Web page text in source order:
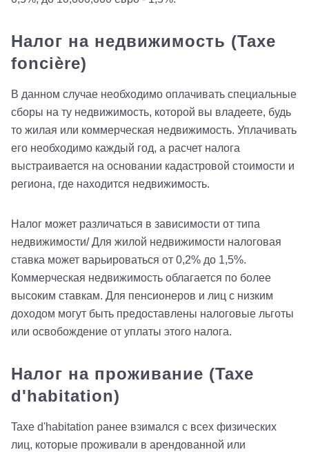
Налог на недвижимость (Taxe
foncière)
В данном случае необходимо оплачивать специальные
сборы на ту недвижимость, которой вы владеете, будь
то жилая или коммерческая недвижимость. Уплачивать
его необходимо каждый год, а расчет налога
выстраивается на основании кадастровой стоимости и
региона, где находится недвижимость.
Налог может различаться в зависимости от типа
недвижимости/ Для жилой недвижимости налоговая
ставка может варьироваться от 0,2% до 1,5%.
Коммерческая недвижимость облагается по более
высоким ставкам. Для пенсионеров и лиц с низким
доходом могут быть предоставлены налоговые льготы
или освобождение от уплаты этого налога.
Налог на проживание (Taxe
d'habitation)
Taxe d'habitation ранее взимался с всех физических
лиц, которые проживали в арендованной или